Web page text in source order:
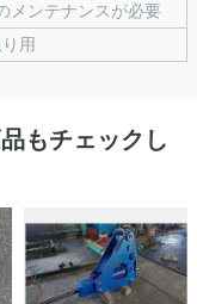
メンテナンスが必要
用
もチェックし